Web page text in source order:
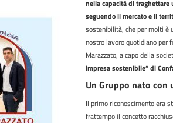
nella capacità di traghettare
seguendo il mercato e il
sostenibilità, che per molti è
nostro lavoro quotidiano per
Marazzato, a capo della
impresa sostenibile” di
Un Gruppo nato
Il primo riconoscimento era
frattempo il concetto